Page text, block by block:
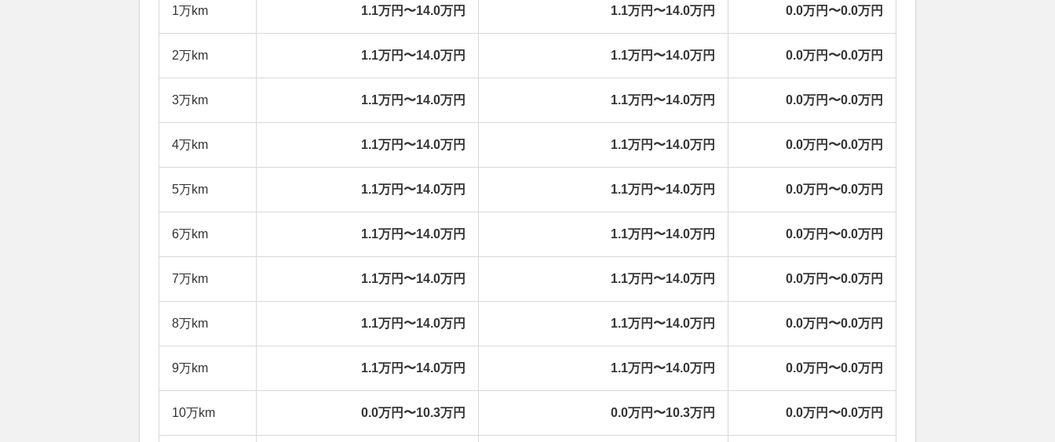
1万km 1.1万円〜14.0万円 1.1万円〜14.0万円 0.0万円〜0.0万円
2万km 1.1万円〜14.0万円 1.1万円〜14.0万円 0.0万円〜0.0万円
3万km 1.1万円〜14.0万円 1.1万円〜14.0万円 0.0万円〜0.0万円
4万km 1.1万円〜14.0万円 1.1万円〜14.0万円 0.0万円〜0.0万円
5万km 1.1万円〜14.0万円 1.1万円〜14.0万円 0.0万円〜0.0万円
6万km 1.1万円〜14.0万円 1.1万円〜14.0万円 0.0万円〜0.0万円
7万km 1.1万円〜14.0万円 1.1万円〜14.0万円 0.0万円〜0.0万円
8万km 1.1万円〜14.0万円 1.1万円〜14.0万円 0.0万円〜0.0万円
9万km 1.1万円〜14.0万円 1.1万円〜14.0万円 0.0万円〜0.0万円
10万km 0.0万円〜10.3万円 0.0万円〜10.3万円 0.0万円〜0.0万円